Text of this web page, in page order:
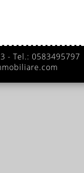
- Tel.: 0583495797